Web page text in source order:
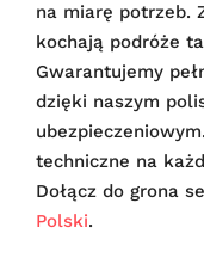
na miarę potrzeb.
kochają podróże
Gwarantujemy
dzięki naszym
ubezpieczeniowym.
techniczne na
Dołącz do grona
Polski.